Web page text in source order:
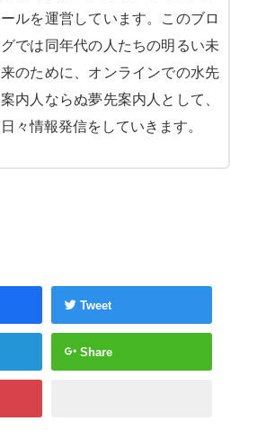
ールを運営しています。このブロ
グでは同年代の人たちの明るい未
来のために、オンラインでの水先
案内人ならぬ夢先案内人として、
日々情報発信をしていきます。
Tweet
Share